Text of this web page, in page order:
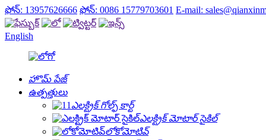
ఫోన్: 13957626666 ఫోన్: 0086 15779703601 E-mail:
English
హొమ్ పేజ్
ఉత్పత్తులు
ఎలక్ట్రిక్ గోల్ఫ్ కార్ట్
ఎలక్ట్రిక్ మోటార్ సైకిల్
లోకోమోటివ్